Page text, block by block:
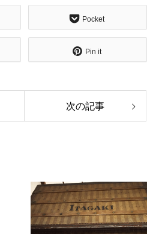
Pocket
Pin it
次の記事